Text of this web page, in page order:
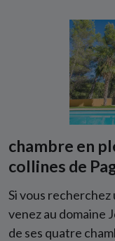
chambre en
collines de
Si vous recherchez
venez au domaine
de ses quatre